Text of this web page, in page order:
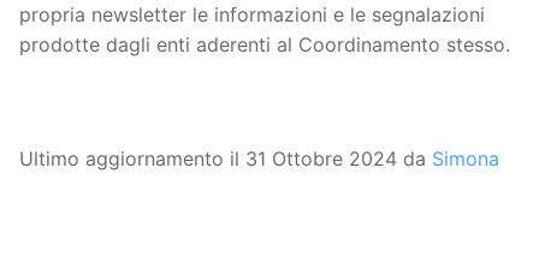
propria newsletter le informazioni e le segnalazioni
prodotte dagli enti aderenti al Coordinamento stesso.
Ultimo aggiornamento il 31 Ottobre 2024 da Simona